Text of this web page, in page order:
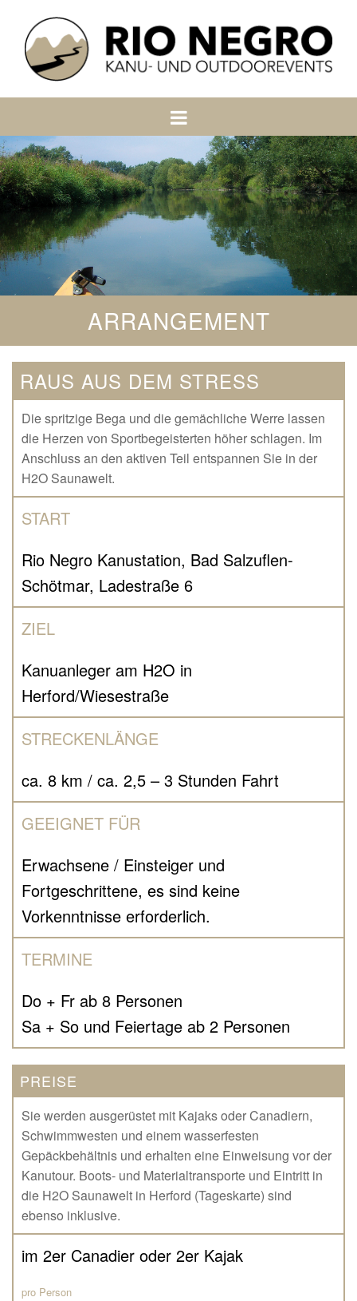
ARRANGEMENT
RAUS AUS DEM STRESS
Die spritzige Bega und die gemächliche Werre lassen
die Herzen von Sportbegeisterten höher schlagen. Im
Anschluss an den aktiven Teil entspannen Sie in der
H2O Saunawelt.
START
Rio Negro Kanustation, Bad Salzuflen-
Schötmar, Ladestraße 6
ZIEL
Kanuanleger am H2O in
Herford/Wiesestraße
STRECKENLÄNGE
ca. 8 km / ca. 2,5 – 3 Stunden Fahrt
GEEIGNET FÜR
Erwachsene / Einsteiger und
Fortgeschrittene, es sind keine
Vorkenntnisse erforderlich.
TERMINE
Do + Fr ab 8 Personen
Sa + So und Feiertage ab 2 Personen
PREISE
Sie werden ausgerüstet mit Kajaks oder Canadiern,
Schwimmwesten und einem wasserfesten
Gepäckbehältnis und erhalten eine Einweisung vor der
Kanutour. Boots- und Materialtransporte und Eintritt in
die H2O Saunawelt in Herford (Tageskarte) sind
ebenso inklusive.
im 2er Canadier oder 2er Kajak
pro Person